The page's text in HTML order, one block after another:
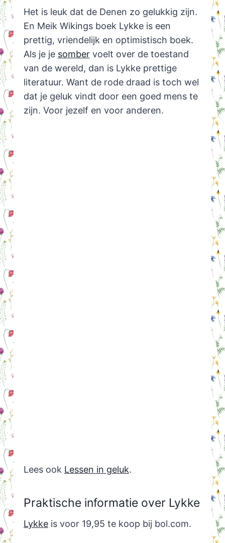
Het is leuk dat de Denen zo gelukkig zijn.
En Meik Wikings boek Lykke is een
prettig, vriendelijk en optimistisch boek.
Als je je sombervoelt over de toestand
van de wereld, dan is Lykke prettige
literatuur. Want de rode draad is toch wel
dat je geluk vindt door een goed mens te
zijn. Voor jezelf en voor anderen.
Lees ook Lessen in geluk.
Praktische informatie over Lykke
Lykkeis voor 19,95 te koop bij bol.com.